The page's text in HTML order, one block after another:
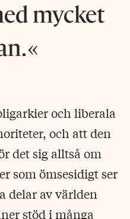
mycket
och liberala
och att den
det sig alltså om
som ömsesidigt ser
delar av världen
stöd i många